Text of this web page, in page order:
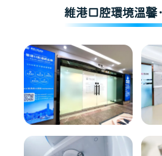
維港口腔環境溫馨